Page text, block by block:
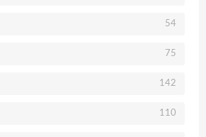
54
75
142
110